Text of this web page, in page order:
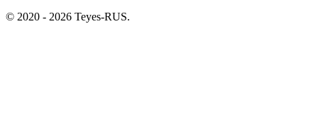
© 2020 - 2026 Teyes-RUS.